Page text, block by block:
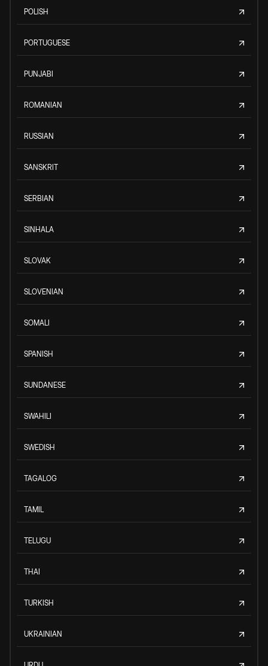
POLISH
PORTUGUESE
PUNJABI
ROMANIAN
RUSSIAN
SANSKRIT
SERBIAN
SINHALA
SLOVAK
SLOVENIAN
SOMALI
SPANISH
SUNDANESE
SWAHILI
SWEDISH
TAGALOG
TAMIL
TELUGU
THAI
TURKISH
UKRAINIAN